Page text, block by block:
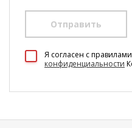
Отправить
Я согласен c правилами
конфиденциальности